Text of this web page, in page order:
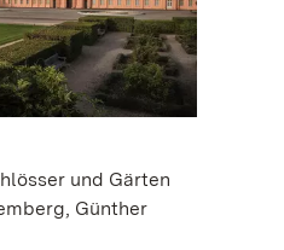
und Gärten
Günther